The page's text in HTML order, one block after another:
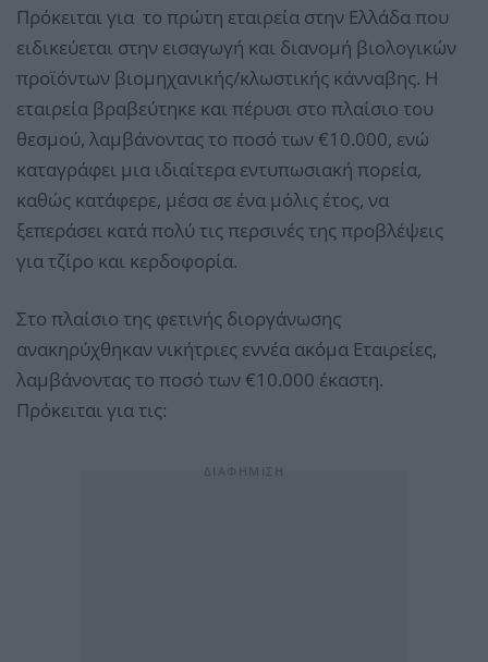
Πρόκειται για το πρώτη εταιρεία στην Ελλάδα που
ειδικεύεται στην εισαγωγή και διανομή βιολογικών
προϊόντων βιομηχανικής/κλωστικής κάνναβης. H
εταιρεία βραβεύτηκε και πέρυσι στο πλαίσιο του
θεσμού, λαμβάνοντας το ποσό των €10.000, ενώ
καταγράφει μια ιδιαίτερα εντυπωσιακή πορεία,
καθώς κατάφερε, μέσα σε ένα μόλις έτος, να
ξεπεράσει κατά πολύ τις περσινές της προβλέψεις
για τζίρο και κερδοφορία.
Στο πλαίσιο της φετινής διοργάνωσης
ανακηρύχθηκαν νικήτριες εννέα ακόμα Εταιρείες,
λαμβάνοντας το ποσό των €10.000 έκαστη.
Πρόκειται για τις: